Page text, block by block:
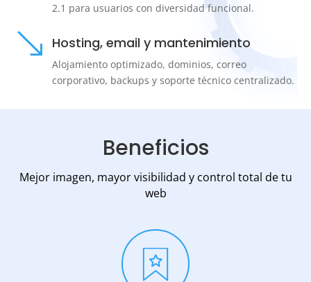
2.1 para usuarios con diversidad funcional.
' Hosting, email y mantenimiento
Alojamiento optimizado, dominios, correo
corporativo, backups y soporte técnico centralizado.
Beneficios
Mejor imagen, mayor visibilidad y control total de tu
web